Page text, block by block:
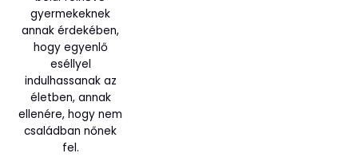
gyermekeknek
annak érdekében,
hogy egyenlő
eséllyel
indulhassanak az
életben, annak
ellenére, hogy nem
családban nőnek
fel.